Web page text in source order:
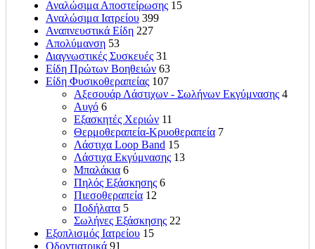
Αναλώσιμα Αποστείρωσης 15
Αναλώσιμα Ιατρείου 399
Αναπνευστικά Είδη 227
Απολύμανση 53
Διαγνωστικές Συσκευές 31
Είδη Πρώτων Βοηθειών 63
Είδη Φυσικοθεραπείας 107
Αξεσουάρ Λάστιχων - Σωλήνων Εκγύμνασης 4
Αυγό 6
Εξασκητές Χεριών 11
Θερμοθεραπεία-Κρυοθεραπεία 7
Λάστιχα Loop Band 15
Λάστιχα Εκγύμνασης 13
Μπαλάκια 6
Πηλός Εξάσκησης 6
Πιεσοθεραπεία 12
Ποδήλατα 5
Σωλήνες Εξάσκησης 22
Εξοπλισμός Ιατρείου 15
Οδοντιατρικά 91